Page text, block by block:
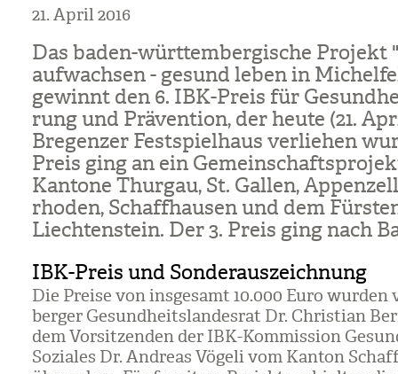
21. April 2016
Das baden-würt­tem­ber­gi­sche Pro­jekt
auf­wach­sen - gesund leben in
gewinnt den 6. IBK-Preis für
rung und Prä­ven­tion, der heute (21.
Bre­gen­zer Fest­spiel­haus ver­lie­hen
Preis ging an ein
Kan­tone Thur­gau, St. Gal­len,
rho­den, Schaff­hau­sen und dem
Liech­ten­stein. Der 3. Preis ging nach
IBK-Preis und Sonderauszeichnung
Die Preise von ins­ge­samt 10.000 Euro
ber­ger Gesund­heits­lan­des­rat Dr. Chris­tian
dem Vor­sit­zen­den der IBK-Kom­mis­sion
Sozia­les Dr. Andreas Vögeli vom Kan­ton